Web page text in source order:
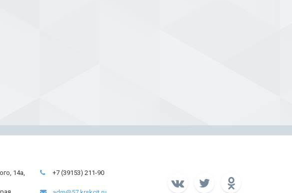
14а,
+7 (39153) 211-90